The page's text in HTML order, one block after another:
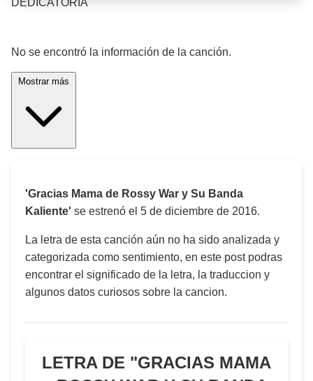
DEDICATORIA
No se encontró la información de la canción.
'Gracias Mama de Rossy War y Su Banda
Kaliente' se estrenó el 5 de diciembre de 2016.
La letra de esta canción aún no ha sido analizada y
categorizada como sentimiento, en este post podras
encontrar el significado de la letra, la traduccion y
algunos datos curiosos sobre la cancion.
LETRA DE "GRACIAS MAMA